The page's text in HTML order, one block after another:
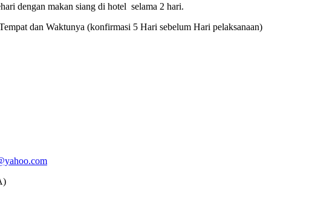
dengan makan siang di hotel selama 2 hari.
dan Waktunya (konfirmasi 5 Hari sebelum Hari pelaksanaan)